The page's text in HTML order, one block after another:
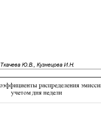
Ткачева Ю.В., Кузнецова И.Н.